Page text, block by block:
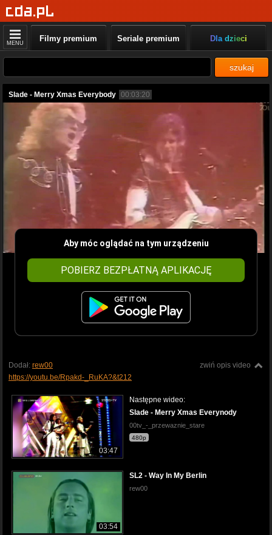
MENU Filmy premium Seriale premium Dla dzieci
szukaj
Slade - Merry Xmas Everybody 00:03:20
Aby móc oglądać na tym urządzeniu
POBIERZ BEZPŁATNĄ APLIKACJĘ
zwiń opis video
Dodał: rew00
https://youtu.be/Rpakd-_RuKA?&t212
03:47
Następne wideo:
Slade - Merry Xmas Everynody
00tv_-_przewaznie_stare
480p
03:54
SL2 - Way In My Berlin
rew00